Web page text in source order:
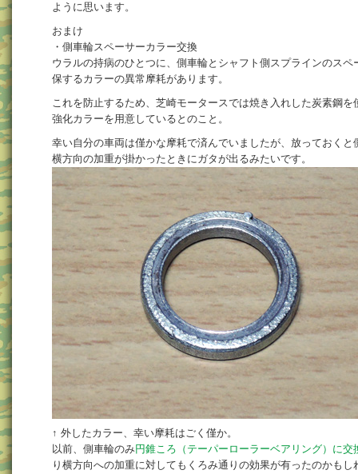
ように思います。
おまけ
・側車輪スペーサーカラー交換
ウラルの持病のひとつに、側車輪とシャフト側スプラインのスペ
保するカラーの異常摩耗があります。
これを防止するため、芝崎モータースでは焼き入れした炭素鋼を
強化カラーを用意しているとのこと。
幸い自分の車両は僅かな摩耗で済んでいましたが、放っておくと
横方向の加重が掛かったときにガタが出るみたいです。
↑ 外したカラー、幸い摩耗はごく僅か。
以前、側車輪のみ円錐ころ（テーパーローラーベアリング）に交
り横方向への加重に対してもくろみ通りの効果が有ったのかもし